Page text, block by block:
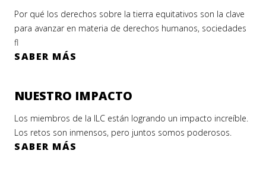
Por qué los derechos sobre la tierra equitativos son la clave
para avanzar en materia de derechos humanos, sociedades
fl
SABER MÁS
NUESTRO IMPACTO
Los miembros de la ILC están logrando un impacto increíble.
Los retos son inmensos, pero juntos somos poderosos.
SABER MÁS